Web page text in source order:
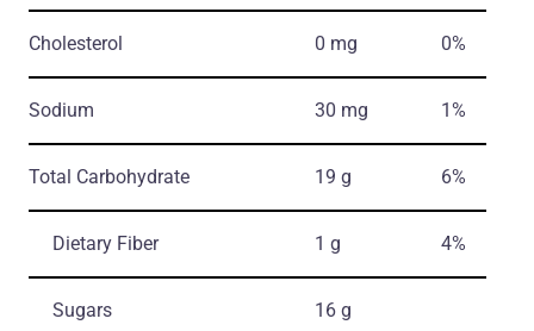
Cholesterol 0 mg 0%
Sodium 30 mg 1%
Total Carbohydrate 19 g 6%
Dietary Fiber 1 g 4%
Sugars 16 g